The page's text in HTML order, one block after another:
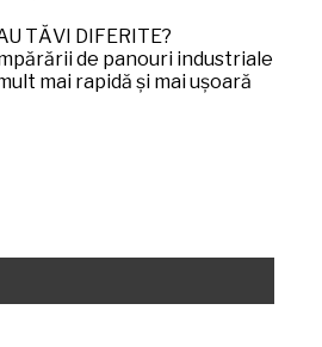
TĂVI DIFERITE?
de panouri industriale
mai rapidă și mai ușoară